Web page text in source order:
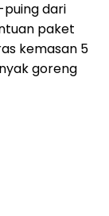
dari
paket
kemasan 5
goreng